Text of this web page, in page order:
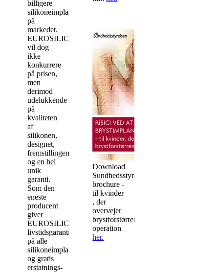
billigere
silikoneimplantater
på
markedet.
EUROSILICONE
vil dog
ikke
konkurrere
på prisen,
men
derimod
udelukkende
på
kvaliteten
af
silikonen,
designet,
fremstillingen
og en hel
unik
garanti.
Som den
eneste
producent
giver
EUROSILICONE
livstidsgaranti
på alle
silikoneimplantater
og gratis
erstatnings-
Download
Sundhedsstyrelsens
brochure -
til kvinder
, der
overvejer
brystforstørrende
operation
her.